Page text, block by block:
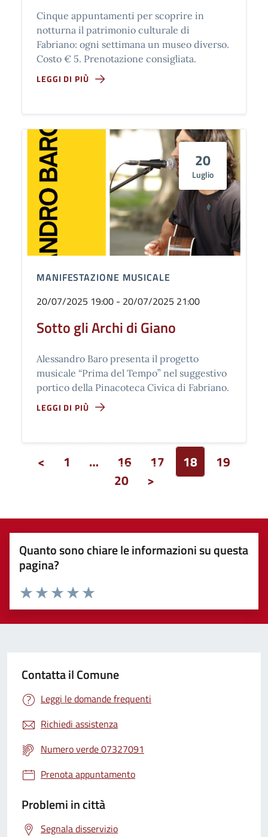
Cinque appuntamenti per scoprire in
notturna il patrimonio culturale di
Fabriano: ogni settimana un museo diverso.
Costo € 5. Prenotazione consigliata.
LEGGI DI PIÙ
20
Luglio
MANIFESTAZIONE MUSICALE
20/07/2025 19:00 - 20/07/2025 21:00
Sotto gli Archi di Giano
Alessandro Baro presenta il progetto
musicale “Prima del Tempo” nel suggestivo
portico della Pinacoteca Civica di Fabriano.
LEGGI DI PIÙ
< 1 … 16 17 18
19
20
>
Quanto sono chiare le informazioni su questa
pagina?
Valuta 5 stelle su 5
Valuta 4 stelle su 5
Valuta 3 stelle su 5
Valuta 2 stelle su 5
Valuta 1 stelle su 5
Contatta il Comune
Leggi le domande frequenti
Richiedi assistenza
Numero verde 07327091
Prenota appuntamento
Problemi in città
Segnala disservizio